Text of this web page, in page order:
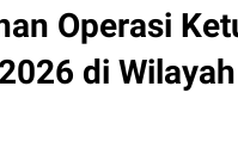
Operasi
di